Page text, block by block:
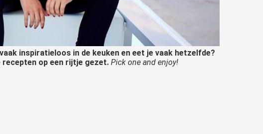
inspiratieloos in de keuken en eet je vaak hetzelfde?
recepten op een rijtje gezet. Pick one and enjoy!